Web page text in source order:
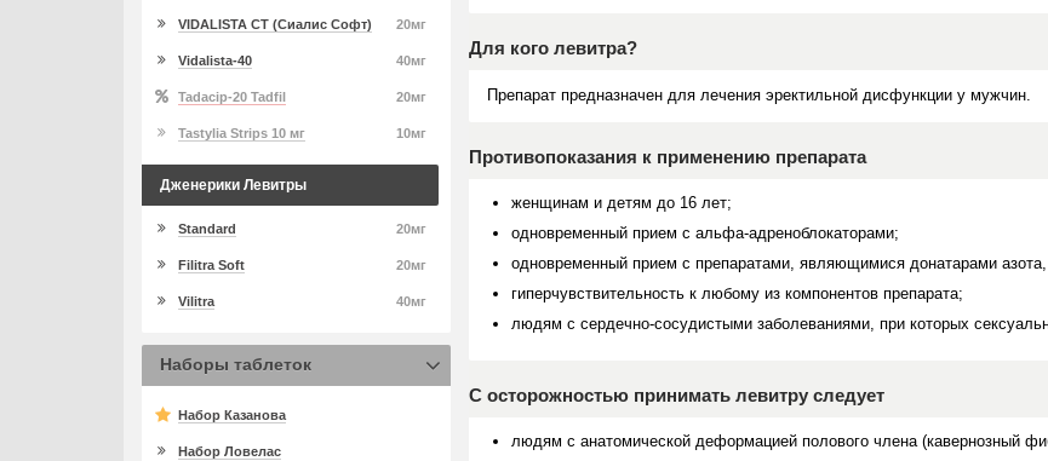
Для кого левитра?
Препарат предназначен для лечения эректильной дисфункции у мужчин.
Противопоказания к применению препарата
женщинам и детям до 16 лет;
одновременный прием с альфа-адреноблокаторами;
одновременный прием с препаратами, являющимися донатарами азота,
гиперчувствительность к любому из компонентов препарата;
людям с сердечно-сосудистыми заболеваниями, при которых
С осторожностью принимать левитру следует
людям с анатомической деформацией полового члена (кавернозный
20мг
VIDALISTA CT (Сиалис Софт)
40мг
Vidalista-40
20мг
Tadacip-20 Tadfil
10мг
Tastylia Strips 10 мг
Дженерики Левитры
20мг
Standard
20мг
Filitra Soft
40мг
Vilitra
Наборы таблеток
Набор Казанова
Набор Ловелас